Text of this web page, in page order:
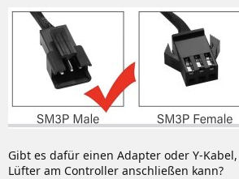
Gibt es dafür einen Adapter oder Y-
Lüfter am Controller anschließen kann?